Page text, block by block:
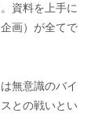
資料を上手に
画）が全てで
無意識のバイ
との戦いとい